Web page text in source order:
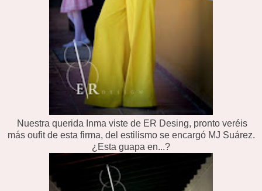
Nuestra querida Inma viste de ER Desing, pronto veréis
más oufit de esta firma, del estilismo se encargó MJ Suárez.
¿Esta guapa en...?